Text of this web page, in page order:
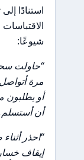
استنادًا
شيوعًا:
“حاولت
مرة
أو يطلبون
أن
“احذر